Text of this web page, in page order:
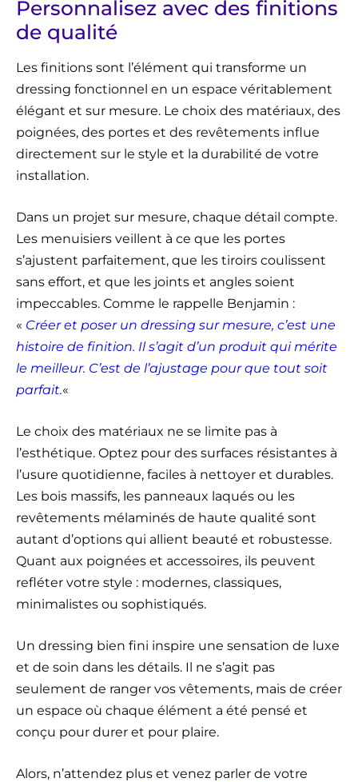
Personnalisez avec des finitions
de qualité
Les finitions sont l’élément qui transforme un
dressing fonctionnel en un espace véritablement
élégant et sur mesure. Le choix des matériaux, des
poignées, des portes et des revêtements influe
directement sur le style et la durabilité de votre
installation.
Dans un projet sur mesure, chaque détail compte.
Les menuisiers veillent à ce que les portes
s’ajustent parfaitement, que les tiroirs coulissent
sans effort, et que les joints et angles soient
impeccables. Comme le rappelle Benjamin :
« Créer et poser un dressing sur mesure, c’est une
histoire de finition. Il s’agit d’un produit qui mérite
le meilleur. C’est de l’ajustage pour que tout soit
parfait.«
Le choix des matériaux ne se limite pas à
l’esthétique. Optez pour des surfaces résistantes à
l’usure quotidienne, faciles à nettoyer et durables.
Les bois massifs, les panneaux laqués ou les
revêtements mélaminés de haute qualité sont
autant d’options qui allient beauté et robustesse.
Quant aux poignées et accessoires, ils peuvent
refléter votre style : modernes, classiques,
minimalistes ou sophistiqués.
Un dressing bien fini inspire une sensation de luxe
et de soin dans les détails. Il ne s’agit pas
seulement de ranger vos vêtements, mais de créer
un espace où chaque élément a été pensé et
conçu pour durer et pour plaire.
Alors, n’attendez plus et venez parler de votre